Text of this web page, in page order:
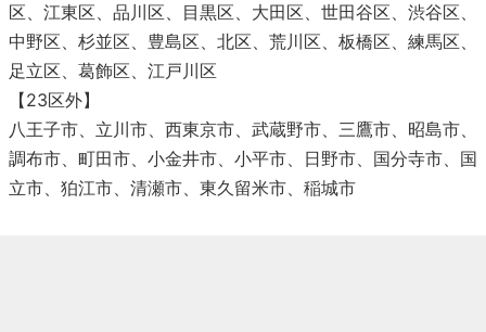
区、江東区、品川区、目黒区、大田区、世田谷区、渋谷区、
中野区、杉並区、豊島区、北区、荒川区、板橋区、練馬区、
足立区、葛飾区、江戸川区
【23区外】
八王子市、立川市、西東京市、武蔵野市、三鷹市、昭島市、
調布市、町田市、小金井市、小平市、日野市、国分寺市、国
立市、狛江市、清瀬市、東久留米市、稲城市